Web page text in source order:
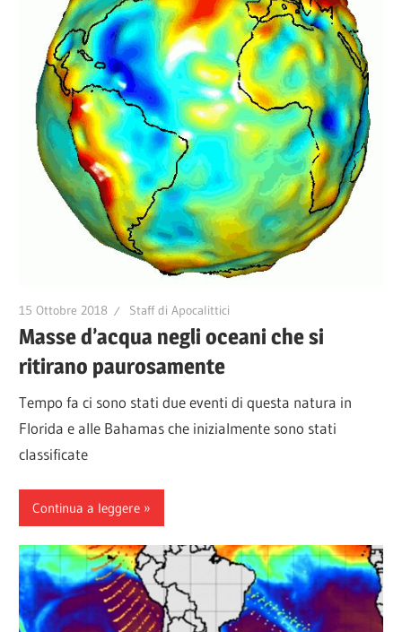
15 Ottobre 2018 Staff di Apocalittici
Masse d’acqua negli oceani che si
ritirano paurosamente
Tempo fa ci sono stati due eventi di questa natura in
Florida e alle Bahamas che inizialmente sono stati
classificate
Continua a leggere